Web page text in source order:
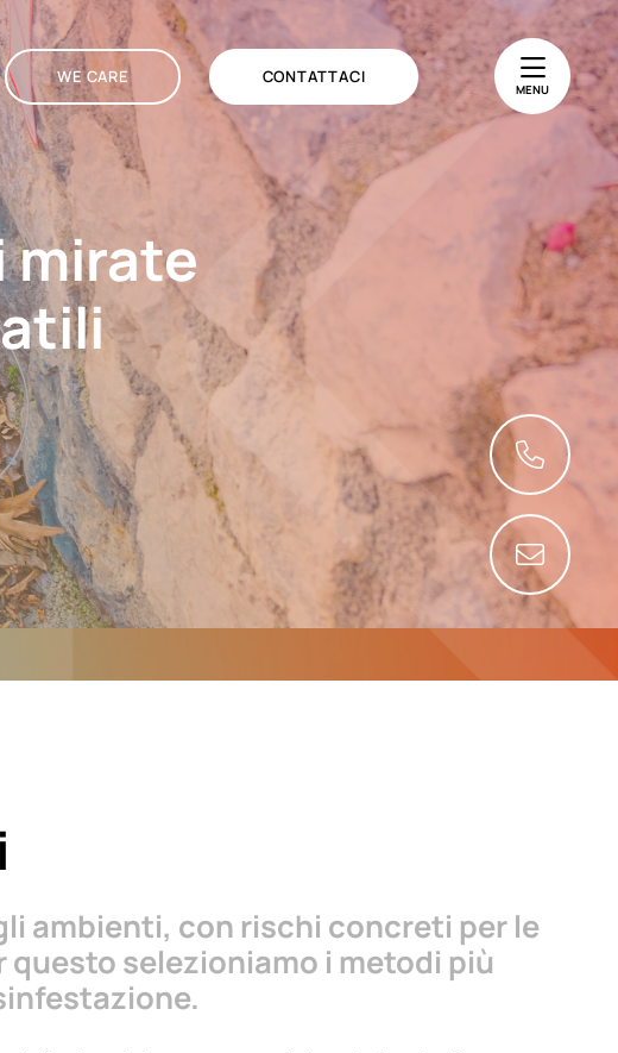
WE CARE CONTATTACI
MENU
mirate
ambienti, con rischi concreti per le
questo selezioniamo i metodi più